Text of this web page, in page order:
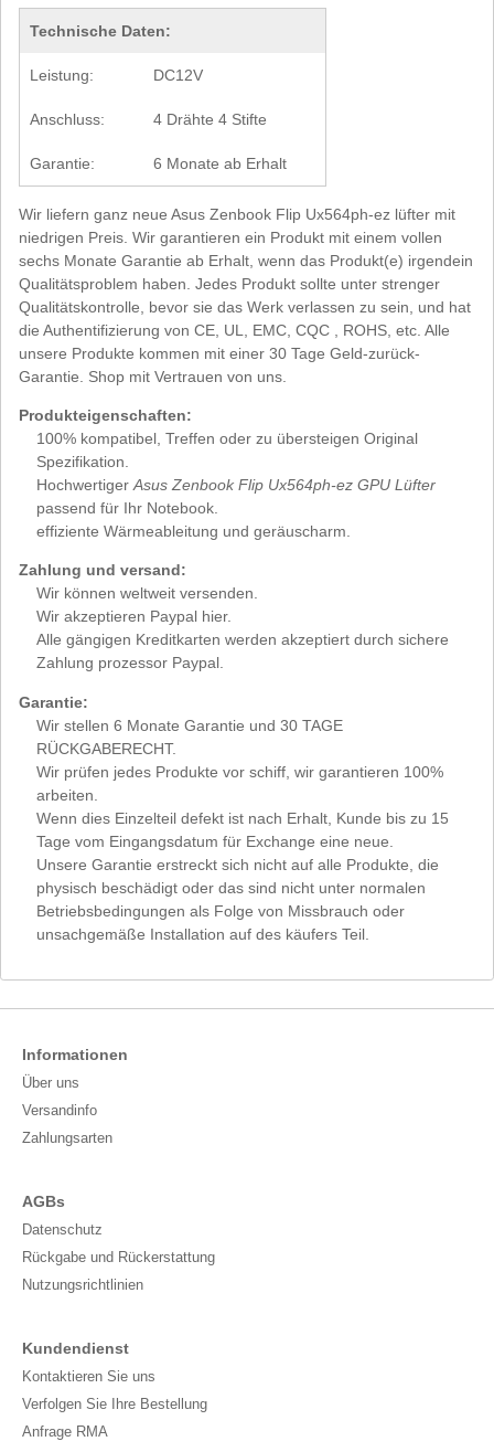
Technische Daten:
Leistung: DC12V
Anschluss: 4 Drähte 4 Stifte
Garantie: 6 Monate ab Erhalt
Wir liefern ganz neue Asus Zenbook Flip Ux564ph-ez lüfter mit
niedrigen Preis. Wir garantieren ein Produkt mit einem vollen
sechs Monate Garantie ab Erhalt, wenn das Produkt(e) irgendein
Qualitätsproblem haben. Jedes Produkt sollte unter strenger
Qualitätskontrolle, bevor sie das Werk verlassen zu sein, und hat
die Authentifizierung von CE, UL, EMC, CQC , ROHS, etc. Alle
unsere Produkte kommen mit einer 30 Tage Geld-zurück-
Garantie. Shop mit Vertrauen von uns.
Produkteigenschaften:
100% kompatibel, Treffen oder zu übersteigen Original
Spezifikation.
Hochwertiger Asus Zenbook Flip Ux564ph-ez GPU Lüfter
passend für Ihr Notebook.
effiziente Wärmeableitung und geräuscharm.
Zahlung und versand:
Wir können weltweit versenden.
Wir akzeptieren Paypal hier.
Alle gängigen Kreditkarten werden akzeptiert durch sichere
Zahlung prozessor Paypal.
Garantie:
Wir stellen 6 Monate Garantie und 30 TAGE
RÜCKGABERECHT.
Wir prüfen jedes Produkte vor schiff, wir garantieren 100%
arbeiten.
Wenn dies Einzelteil defekt ist nach Erhalt, Kunde bis zu 15
Tage vom Eingangsdatum für Exchange eine neue.
Unsere Garantie erstreckt sich nicht auf alle Produkte, die
physisch beschädigt oder das sind nicht unter normalen
Betriebsbedingungen als Folge von Missbrauch oder
unsachgemäße Installation auf des käufers Teil.
Informationen
Über uns
Versandinfo
Zahlungsarten
AGBs
Datenschutz
Rückgabe und Rückerstattung
Nutzungsrichtlinien
Kundendienst
Kontaktieren Sie uns
Verfolgen Sie Ihre Bestellung
Anfrage RMA